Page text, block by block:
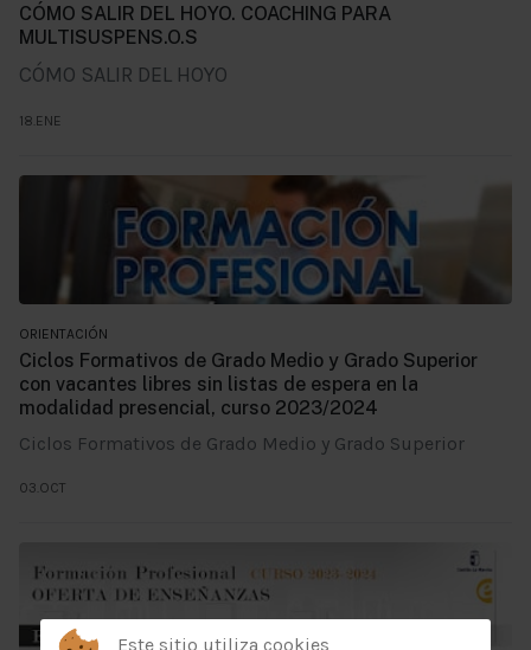
CÓMO SALIR DEL HOYO. COACHING PARA
MULTISUSPENS.O.S
CÓMO SALIR DEL HOYO
18.ENE
ORIENTACIÓN
Ciclos Formativos de Grado Medio y Grado Superior
con vacantes libres sin listas de espera en la
modalidad presencial, curso 2023/2024
Ciclos Formativos de Grado Medio y Grado Superior
03.OCT
Este sitio utiliza cookies